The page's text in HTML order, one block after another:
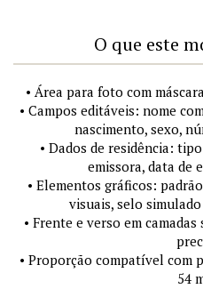
O que este
• Área para foto com
• Campos editáveis: nome
nascimento, sexo,
• Dados de residência:
emissora, data de
• Elementos gráficos:
visuais, selo
• Frente e verso em
• Proporção compatível com
54